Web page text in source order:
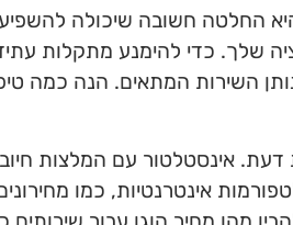
החלטה חשובה שיכולה
שלך. כדי להימנע מתקלות
השירות המתאים. הנה כמה
אינסטלטור עם המלצות
אינטרנטיות, כמו